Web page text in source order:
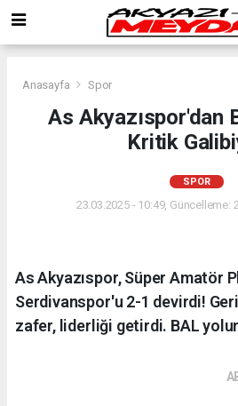
Anasayfa Spor
As Akyazıspor'dan
Kritik
SPOR
23.03.2025 - 10:49, Güncelleme:
As Akyazıspor, Süper Amatör
Serdivanspor'u 2-1 devirdi!
zafer, liderliği getirdi. BAL